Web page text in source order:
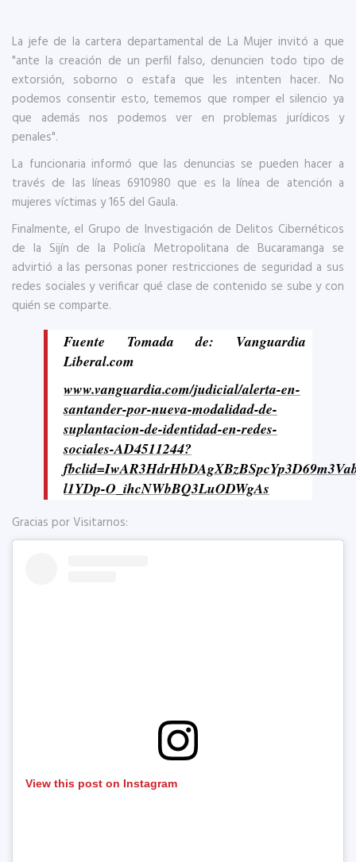
La jefe de la cartera departamental de La Mujer invitó a que
"ante la creación de un perfil falso, denuncien todo tipo de
extorsión, soborno o estafa que les intenten hacer. No
podemos consentir esto, tememos que romper el silencio ya
que además nos podemos ver en problemas jurídicos y
penales".
La funcionaria informó que las denuncias se pueden hacer a
través de las líneas 6910980 que es la línea de atención a
mujeres víctimas y 165 del Gaula.
Finalmente, el Grupo de Investigación de Delitos Cibernéticos
de la Sijín de la Policía Metropolitana de Bucaramanga se
advirtió a las personas poner restricciones de seguridad a sus
redes sociales y verificar qué clase de contenido se sube y con
quién se comparte.
Fuente Tomada de: Vanguardia
Liberal.com
www.vanguardia.com/judicial/alerta-en-
santander-por-nueva-modalidad-de-
suplantacion-de-identidad-en-redes-
sociales-AD4511244?
l1YDp-O_ihcNWbBQ3LuODWgAs
Gracias por Visitarnos:
View this post on Instagram